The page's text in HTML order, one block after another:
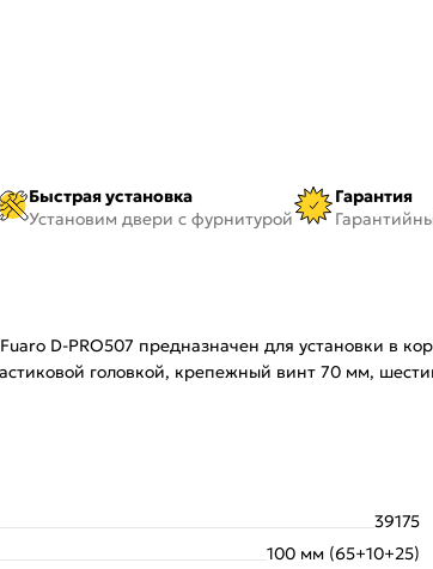
Быстрая установка
Установим двери с фурнитурой
Гарантия
D-PRO507 предназначен для установки в
головкой, крепежный винт 70 мм,
39175
100 мм (65+10+25)